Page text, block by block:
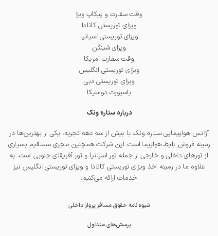
وقت سفارت و پیکاپ ویزا
ویزای توریستی کانادا
ویزای توریستی اسپانیا
ویزای شینگن
وقت سفارت آمریکا
ویزای توریستی انگلیس
ویزای توریستی دبی
پاسپورت دومنیکا
درباره ستاره ونک
آژانس هواپیمایی ستاره ونک با بیش از سه دهه تجربه، یکی از بهترین‌ها در
زمینه فروش بلیط هواپیما است. این شرکت همچنین مجری مستقیم بسیاری
از تورهای داخلی و خارجی از جمله تور اسپانیا و تور آفریقای جنوبی است. به
علاوه ما در زمینه اخذ ویزای توریستی کانادا و ویزای توریستی انگلیس نیز
خدمات ارائه می‌کنیم.
شیوه نامه حقوق مسافر پرواز داخلی
پرسش‌های متداول